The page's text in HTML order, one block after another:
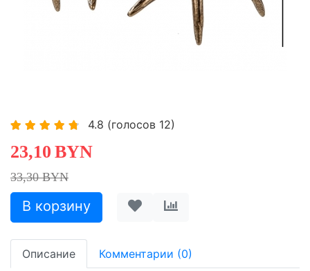
Хит
4.8 (голосов 12)
23,10 BYN
33,30 BYN
Описание Комментарии (0)